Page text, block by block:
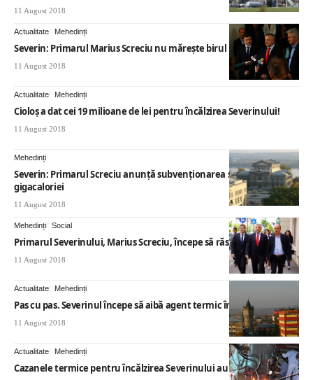
11 August 2018
Actualitate Mehedinți
Severin: Primarul Marius Screciu nu măreşte birul
11 August 2018
Actualitate Mehedinți
Cioloş a dat cei 19 milioane de lei pentru încălzirea Severinului!
11 August 2018
Mehedinți
Severin: Primarul Screciu anunţă subvenţionarea scumpirii
gigacaloriei
11 August 2018
Mehedinți Social
Primarul Severinului, Marius Screciu, începe să răsufle uşurat
11 August 2018
Actualitate Mehedinți
Pas cu pas. Severinul începe să aibă agent termic în etape
11 August 2018
Actualitate Mehedinți
Cazanele termice pentru încălzirea Severinului au fost aprinse